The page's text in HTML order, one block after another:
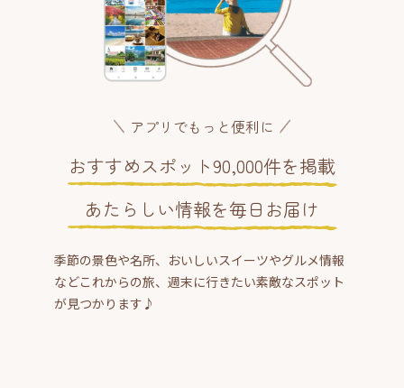
アプリでもっと便利に
おすすめスポット90,000件を掲載
あたらしい情報を毎日お届け
季節の景色や名所、おいしいスイーツやグルメ情報
などこれからの旅、週末に行きたい素敵なスポット
が見つかります♪